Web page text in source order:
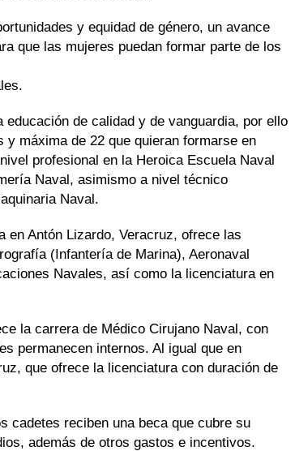
y equidad de género, un avance
que las mujeres puedan formar parte de los
de calidad y de vanguardia, por ello
máxima de 22 que quieran formarse en
profesional en la Heroica Escuela Naval
Naval, asimismo a nivel técnico
Naval.
en Antón Lizardo, Veracruz, ofrece las
(Infantería de Marina), Aeronaval
Navales, así como la licenciatura en
la carrera de Médico Cirujano Naval, con
permanecen internos. Al igual que en
que ofrece la licenciatura con duración de
cadetes reciben una beca que cubre su
además de otros gastos e incentivos.